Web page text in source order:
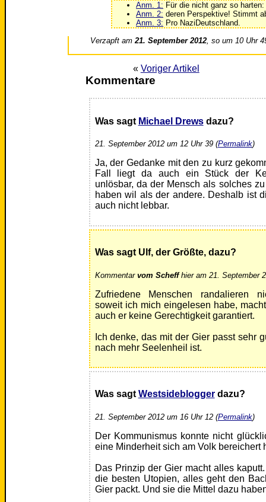
Anm. 1: Für die nicht ganz so
Anm. 2: deren Perspektive! Stimmt
Anm. 3: Pro NaziDeutschland.
Verzapft am21. September 2012, so um 10 Uhr
« Voriger Artikel
Kommentare
Was sagt Michael Drewsdazu?
21. September 2012 um 12 Uhr 39 (Permalink)
Ja, der Gedanke mit den zu kurz
Fall liegt da auch ein Stück der
unlösbar, da der Mensch als solches
haben wil als der andere. Deshalb ist
auch nicht lebbar.
Was sagt Ulf, der Größte, dazu?
Kommentar vom Scheffhier am 21. September
Zufriedene Menschen randalieren
soweit ich mich eingelesen habe,
auch er keine Gerechtigkeit garantiert.
Ich denke, das mit der Gier passt sehr
nach mehr Seelenheil ist.
Was sagtWestsidebloggerdazu?
21. September 2012 um 16 Uhr 12 (Permalink)
Der Kommunismus konnte nicht
eine Minderheit sich am Volk bereichert
Das Prinzip der Gier macht alles
die besten Utopien, alles geht den
Gier packt. Und sie die Mittel dazu